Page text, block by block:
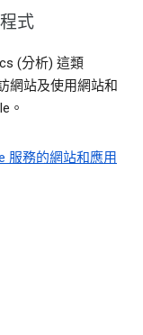
式
(分析) 這類
網站及使用網站和
。
服務的網站和應用